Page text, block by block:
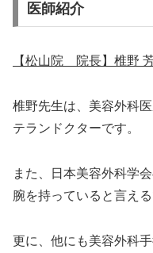
医師紹介
【松山院 院長】椎野
椎野先生は、美容外科
テランドクターです。
また、日本美容外科学
腕を持っていると言える
更に、他にも美容外科